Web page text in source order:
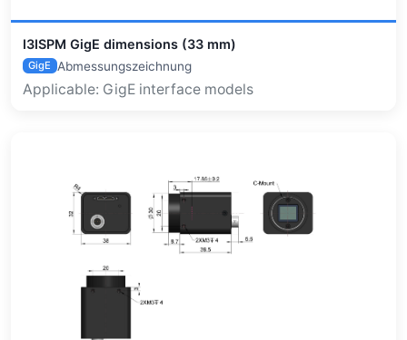
I3ISPM GigE dimensions (33 mm)
GigE Abmessungszeichnung
Applicable: GigE interface models